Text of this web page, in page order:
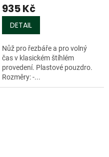
935 Kč
DETAIL
Nůž pro řezbáře a pro volný
čas v klasickém štíhlém
provedení. Plastové pouzdro.
Rozměry: -...